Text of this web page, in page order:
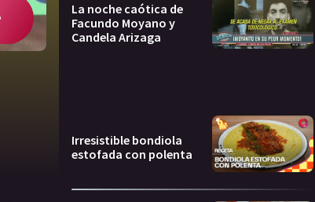
La noche caótica de
Facundo Moyano y
Candela Arizaga
Irresistible bondiola
estofada con polenta